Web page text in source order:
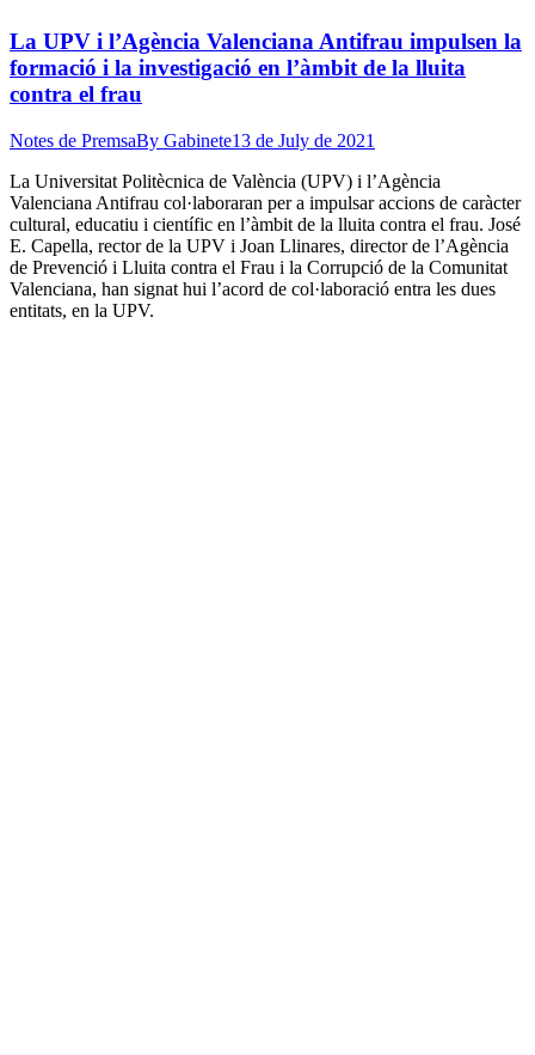
La UPV i l’Agència Valenciana Antifrau impulsen la
formació i la investigació en l’àmbit de la lluita
contra el frau
Notes de PremsaBy Gabinete13 de July de 2021
La Universitat Politècnica de València (UPV) i l’Agència
Valenciana Antifrau col·laboraran per a impulsar accions de caràcter
cultural, educatiu i científic en l’àmbit de la lluita contra el frau. José
E. Capella, rector de la UPV i Joan Llinares, director de l’Agència
de Prevenció i Lluita contra el Frau i la Corrupció de la Comunitat
Valenciana, han signat hui l’acord de col·laboració entra les dues
entitats, en la UPV.